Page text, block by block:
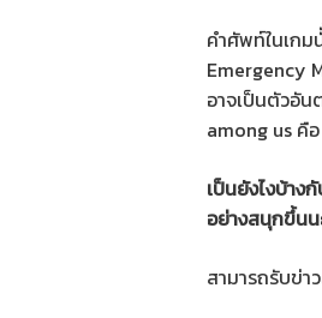
คำศัพท์ในเกม
Emergency
อาจเป็นตัวอั
among us คื
เป็นยังไงบ้าง
อย่างสนุกขึ้นน
สามารถรับข่า